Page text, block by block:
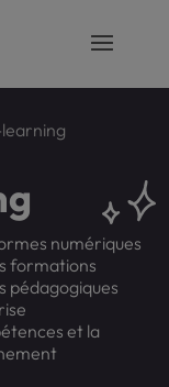
numériques
formations
pédagogiques
et la